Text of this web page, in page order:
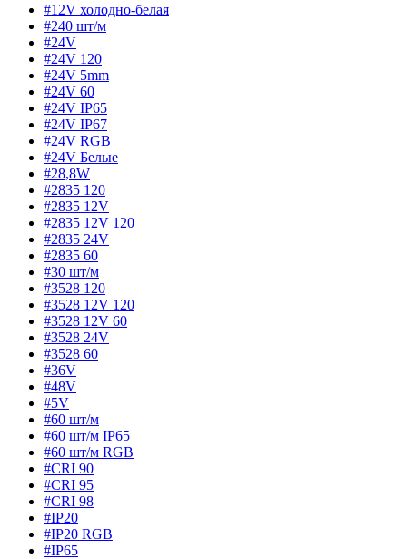
#12V холодно-белая
#240 шт/м
#24V
#24V 120
#24V 5mm
#24V 60
#24V IP65
#24V IP67
#24V RGB
#24V Белые
#28,8W
#2835 120
#2835 12V
#2835 12V 120
#2835 24V
#2835 60
#30 шт/м
#3528 120
#3528 12V 120
#3528 12V 60
#3528 24V
#3528 60
#36V
#48V
#5V
#60 шт/м
#60 шт/м IP65
#60 шт/м RGB
#CRI 90
#CRI 95
#CRI 98
#IP20
#IP20 RGB
#IP65